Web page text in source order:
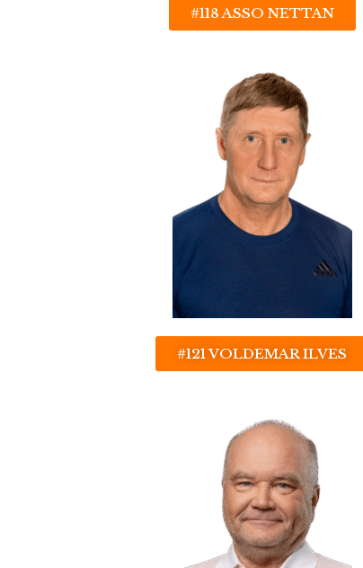
#118 ASSO NETTAN
#121 VOLDEMAR ILVES